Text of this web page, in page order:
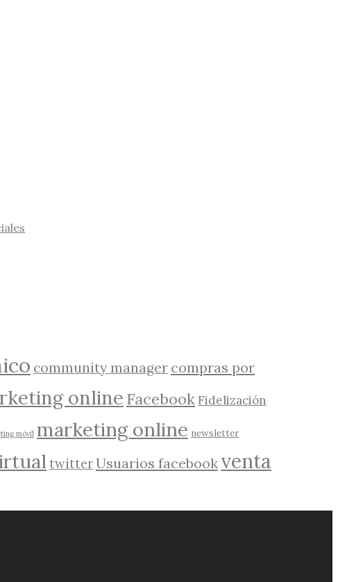
community manager compras por
online Facebook Fidelización
móvil marketing online newsletter
twitterUsuarios facebook venta